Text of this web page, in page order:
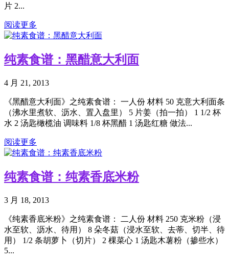
片 2...
阅读更多
纯素食谱：黑醋意大利面
4 月 21, 2013
《黑醋意大利面》之纯素食谱： 一人份 材料 50 克意大利面条
（沸水里煮软、沥水、置入盘里） 5 片姜（拍一拍） 1 1/2 杯
水 2 汤匙橄榄油 调味料 1/8 杯黑醋 1 汤匙红糖 做法...
阅读更多
纯素食谱：纯素香底米粉
3 月 18, 2013
《纯素香底米粉》之纯素食谱： 二人份 材料 250 克米粉（浸
水至软、沥水、待用） 8 朵冬菇（浸水至软、去蒂、切半、待
用） 1/2 条胡萝卜（切片） 2 棵菜心 1 汤匙木薯粉（掺些水）
5...